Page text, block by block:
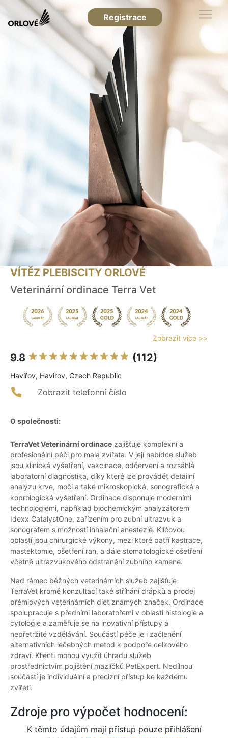
Registrace
VÍTĚZ PLEBISCITY ORLOVÉ
Veterinární ordinace Terra Vet
Zobrazit více >>
9.8 (112)
Havířov, Havirov, Czech Republic
Zobrazit telefonní číslo
O společnosti:
TerraVet Veterinární ordinace zajišťuje komplexní a
profesionální péči pro malá zvířata. V její nabídce služeb
jsou klinická vyšetření, vakcinace, odčervení a rozsáhlá
laboratorní diagnostika, díky které lze provádět detailní
analýzu krve, moči a také mikroskopická, sonografická a
koprologická vyšetření. Ordinace disponuje moderními
technologiemi, například biochemickým analyzátorem
Idexx CatalystOne, zařízením pro zubní ultrazvuk a
sonografem s možností inhalační anestezie. Klíčovou
oblastí jsou chirurgické výkony, mezi které patří kastrace,
mastektomie, ošetření ran, a dále stomatologické ošetření
včetně ultrazvukového odstranění zubního kamene.
Nad rámec běžných veterinárních služeb zajišťuje
TerraVet kromě konzultací také stříhání drápků a prodej
prémiových veterinárních diet známých značek. Ordinace
spolupracuje s předními laboratořemi v oblasti histologie a
cytologie a zaměřuje se na inovativní přístupy a
nepřetržité vzdělávání. Součástí péče je i začlenění
alternativních léčebných metod k podpoře celkového
zdraví. Klienti mohou využít úhradu služeb
prostřednictvím pojištění mazlíčků PetExpert. Nedílnou
součástí je individuální a precizní přístup ke každému
zvířeti.
Zdroje pro výpočet hodnocení:
K těmto údajům mají přístup pouze přihlášení